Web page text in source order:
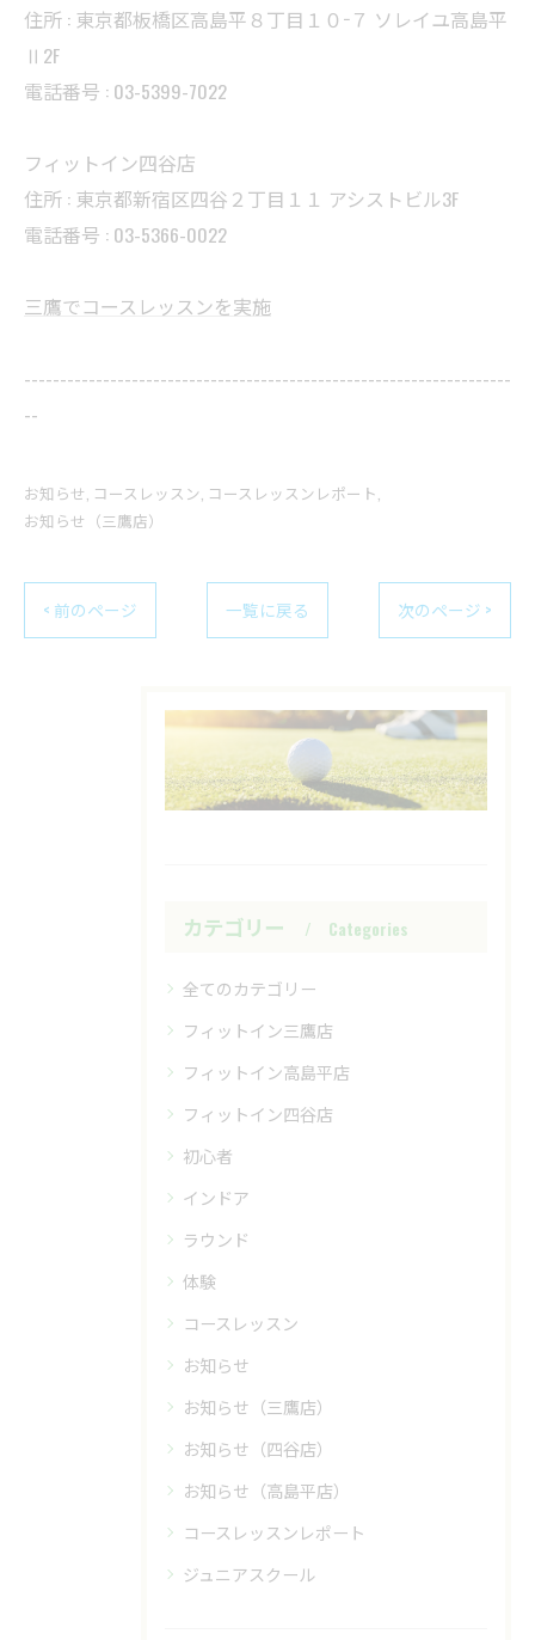
住所 : 東京都板橋区高島平８丁目１０−７ ソレイユ高島平
Ⅱ2F
電話番号 : 03-5399-7022
フィットイン四谷店
住所 : 東京都新宿区四谷２丁目１１ アシストビル3F
電話番号 : 03-5366-0022
三鷹でコースレッスンを実施
--------------------------------------------------------------------
--
お知らせ コースレッスン コースレッスンレポート
お知らせ（三鷹店）
< 前のページ 一覧に戻る 次のページ >
カテゴリー Categories
全てのカテゴリー
フィットイン三鷹店
フィットイン高島平店
フィットイン四谷店
初心者
インドア
ラウンド
体験
コースレッスン
お知らせ
お知らせ（三鷹店）
お知らせ（四谷店）
お知らせ（高島平店）
コースレッスンレポート
ジュニアスクール